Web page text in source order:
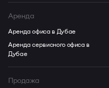
Аренда
Аренда офиса в Дубае
Аренда сервисного офиса в
Дубае
Продажа